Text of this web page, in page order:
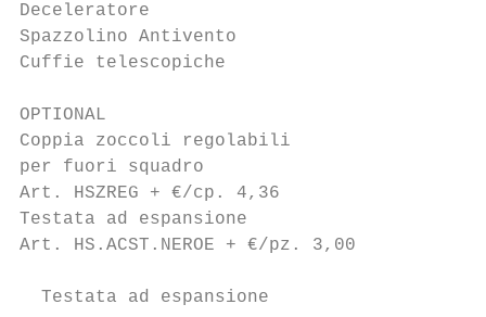
Deceleratore
Spazzolino Antivento
Cuffie telescopiche
OPTIONAL
Coppia zoccoli regolabili
per fuori squadro
Art. HSZREG + €/cp. 4,36
Testata ad espansione
Art. HS.ACST.NEROE + €/pz. 3,00
  Testata ad espansione